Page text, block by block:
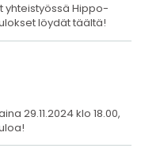
yhteistyössä Hippo-
löydät täältä!
29.11.2024 klo 18.00,